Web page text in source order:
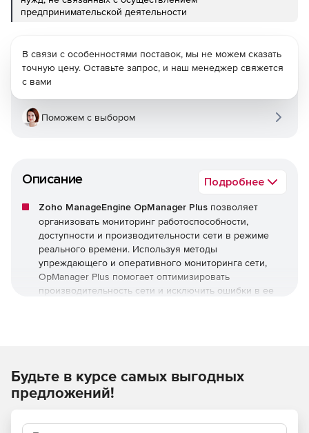
предпринимательской деятельности
Описание Подробнее
Zoho ManageEngine OpManager Plus позволяет
организовать мониторинг работоспособности,
доступности и производительности сети в режиме
реального времени. Используя методы
упреждающего и оперативного мониторинга сети,
OpManager Plus помогает оптимизировать
производительность сети и исключить ошибки в ее
также их состояния, включая следующее:
Потери пакетов.
В связи с особенностями поставок, мы не можем сказать
точную цену. Оставьте запрос, и наш менеджер свяжется
с вами
Поможем с выбором
Будьте в курсе самых выгодных
предложений!